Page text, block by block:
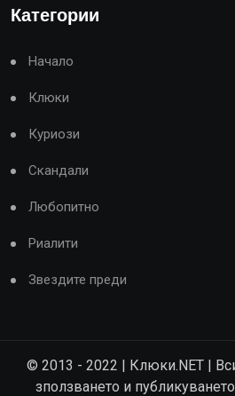
Категории
Начало
Клюки
Куриози
Скандали
Любопитно
Риалити
Звездите преди
© 2013 - 2022 | Клюки.NET |
зползването и